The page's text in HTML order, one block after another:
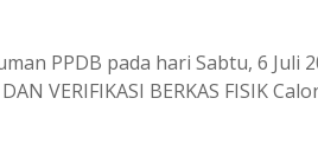
PPDB pada hari Sabtu, 6
VERIFIKASI BERKAS FISIK